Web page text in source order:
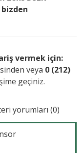
vermek için:
veya 0 (212)
geçiniz.
yorumları (0)